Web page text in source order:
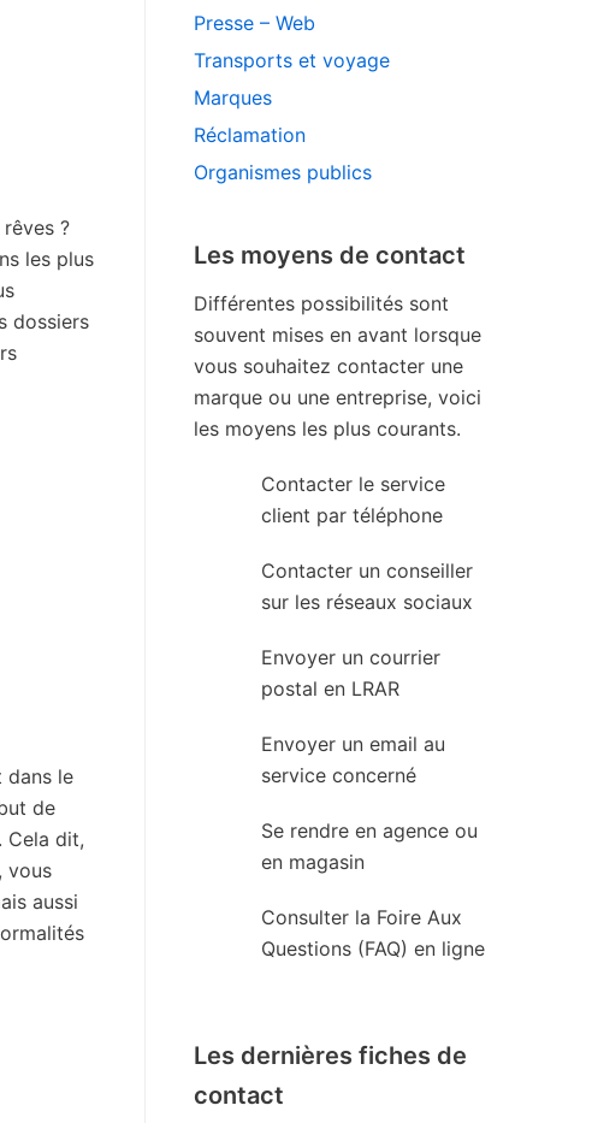
?
les plus
dossiers
dans le
de
Cela dit,
vous
aussi
Presse – Web
Transports et voyage
Marques
Réclamation
Organismes publics
Les moyens de contact
Différentes possibilités sont
souvent mises en avant lorsque
vous souhaitez contacter une
marque ou une entreprise, voici
les moyens les plus courants.
Contacter le service
client par téléphone
Contacter un conseiller
sur les réseaux sociaux
Envoyer un courrier
postal en LRAR
Envoyer un email au
service concerné
Se rendre en agence ou
en magasin
Consulter la Foire Aux
Questions (FAQ) en ligne
Les dernières fiches de
contact